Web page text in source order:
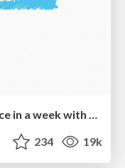
Build your cross-platform service in a week with App Engine
234 19k